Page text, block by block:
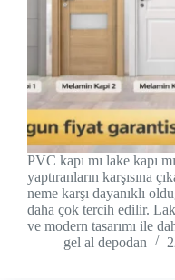
PVC kapı mı lake kapı
yaptıranların karşısına
neme karşı dayanıklı
daha çok tercih edilir.
ve modern tasarımı ile
gel al depodan